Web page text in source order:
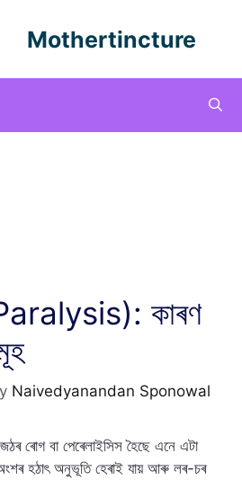
Mothertincture
কাৰণ
Naivedyanandan Sponowal
বা পেৰেলাইসিস হৈছে এনে এটা
হঠাৎ অনুভূতি হেৰাই যায় আৰু লৰ-চৰ